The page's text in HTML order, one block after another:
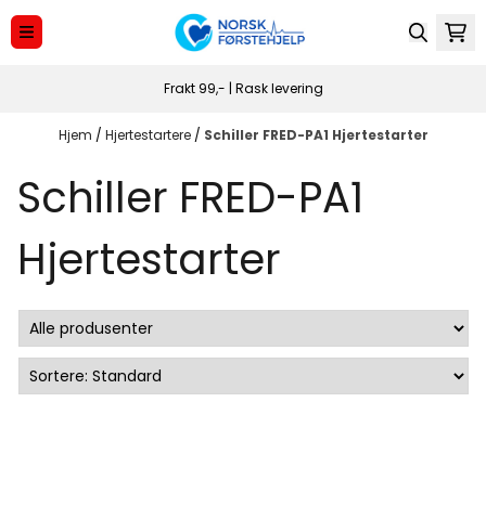
Hopp til innhold
Frakt 99,- | Rask levering
Hjem / Hjertestartere / Schiller FRED-PA1 Hjertestarter
Schiller FRED-PA1
Hjertestarter